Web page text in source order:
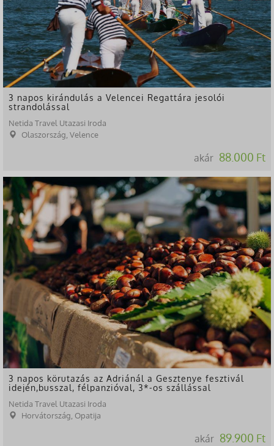
3 napos kirándulás a Velencei Regattára jesolói
strandolással
Netida Travel Utazasi Iroda
Olaszország, Velence
akár 88.000 Ft
3 napos körutazás az Adriánál a Gesztenye fesztivál
idején,busszal, félpanzióval, 3*-os szállással
Netida Travel Utazasi Iroda
Horvátország, Opatija
akár 89.900 Ft